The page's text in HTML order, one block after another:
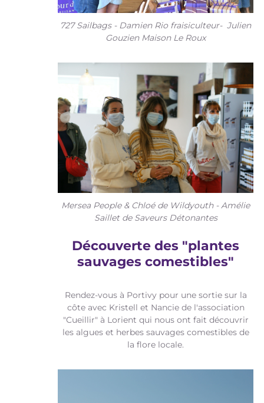
727 Sailbags - Damien Rio fraisiculteur- Julien
Gouzien Maison Le Roux
Mersea People & Chloé de Wildyouth - Amélie
Saillet de Saveurs Détonantes
Découverte des "plantes
sauvages comestibles"
Rendez-vous à Portivy pour une sortie sur la
côte avec Kristell et Nancie de l'association
"Cueillir" à Lorient qui nous ont fait découvrir
les algues et herbes sauvages comestibles de
la flore locale.